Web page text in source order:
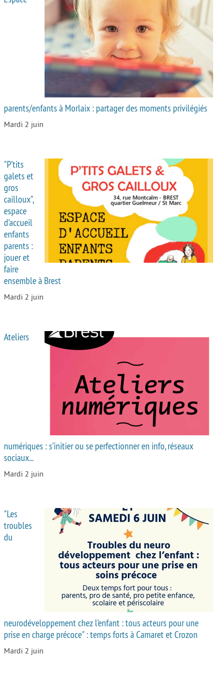
parents/enfants à Morlaix : partager des moments privilégiés
Mardi 2 juin
"P’tits
galets et
gros
cailloux",
espace
d’accueil
enfants
parents :
jouer et
faire
ensemble à Brest
Mardi 2 juin
Ateliers
numériques : s’initier ou se perfectionner en info, réseaux
sociaux...
Mardi 2 juin
"Les
troubles
du
neurodéveloppement chez l’enfant : tous acteurs pour une
prise en charge précoce" : temps forts à Camaret et Crozon
Mardi 2 juin